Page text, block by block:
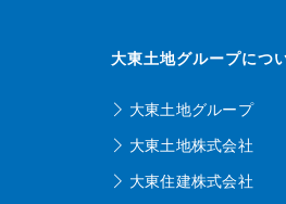
大東土地グループにつ
大東土地グループ
大東土地株式会社
大東住建株式会社